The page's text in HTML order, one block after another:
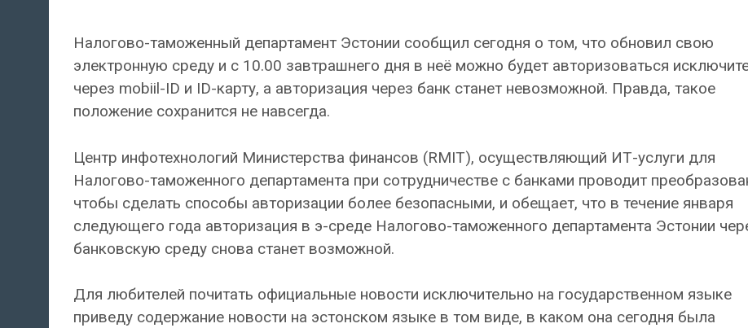
Налогово-таможенный департамент Эстонии сообщил сегодня о том, что обновил свою
электронную среду и с 10.00 завтрашнего дня в неё можно будет авторизоваться
через mobiil-ID и ID-карту, а авторизация через банк станет невозможной. Правда, такое
положение сохранится не навсегда.
Центр инфотехнологий Министерства финансов (RMIT), осуществляющий ИТ-услуги для
Налогово-таможенного департамента при сотрудничестве с банками проводит
чтобы сделать способы авторизации более безопасными, и обещает, что в течение января
следующего года авторизация в э-среде Налогово-таможенного департамента Эстонии
банковскую среду снова станет возможной.
Для любителей почитать официальные новости исключительно на государственном языке
приведу содержание новости на эстонском языке в том виде, в каком она сегодня была